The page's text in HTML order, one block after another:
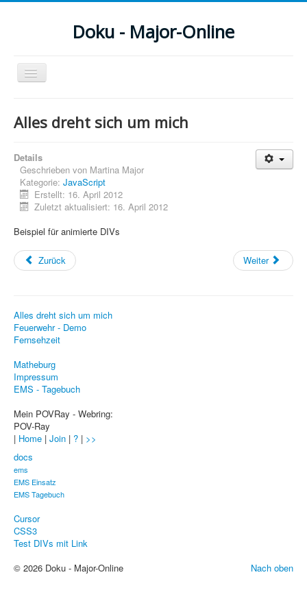
Doku - Major-Online
Navigation
an/aus
PovRay
PHP
Webdesign
CMS
Grafik
Sicherheit
PovRay +
Home
PovRay
PHP
Webdesign
CMS
Grafik
JavaScript
Sicherheit
Alles dreht sich um mich
Details
Geschrieben von Martina Major
Kategorie: JavaScript
Erstellt: 16. April 2012
Zuletzt aktualisiert: 16. April 2012
Beispiel für animierte DIVs
Zurück Weiter
Alles dreht sich um mich
Feuerwehr - Demo
Fernsehzeit
Matheburg
Impressum
EMS - Tagebuch
Mein POVRay - Webring:
POV-Ray
| Home | Join | ? | >>
docs
ems
EMS Einsatz
EMS Tagebuch
Cursor
CSS3
Test DIVs mit Link
Nach oben
© 2026 Doku - Major-Online